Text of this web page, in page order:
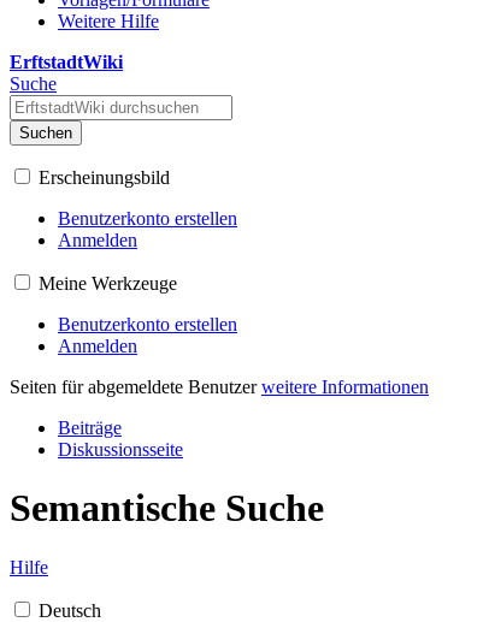
Weitere Hilfe
ErftstadtWiki
Suche
Suchen
Erscheinungsbild
Benutzerkonto erstellen
Anmelden
Meine Werkzeuge
Benutzerkonto erstellen
Anmelden
Seiten für abgemeldete Benutzerweitere Informationen
Beiträge
Diskussionsseite
Semantische Suche
Hilfe
Deutsch